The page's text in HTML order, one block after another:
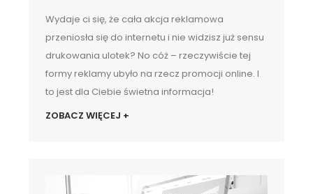
Wydaje ci się, że cała akcja reklamowa
przeniosła się do internetu i nie widzisz już sensu
drukowania ulotek? No cóż – rzeczywiście tej
formy reklamy ubyło na rzecz promocji online. I
to jest dla Ciebie świetna informacja!
ZOBACZ WIĘCEJ +